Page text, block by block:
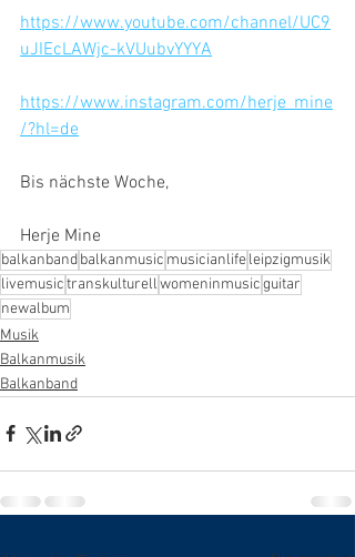
https://www.youtube.com/channel/UC9
uJIEcLAWjc-kVUubvYYYA
https://www.instagram.com/herje_mine
/?hl=de
Bis nächste Woche,
Herje Mine
balkanbandbalkanmusic musicianlifeleipzigmusik
livemusictranskulturellwomeninmusicguitar
newalbum
Musik
Balkanmusik
Balkanband